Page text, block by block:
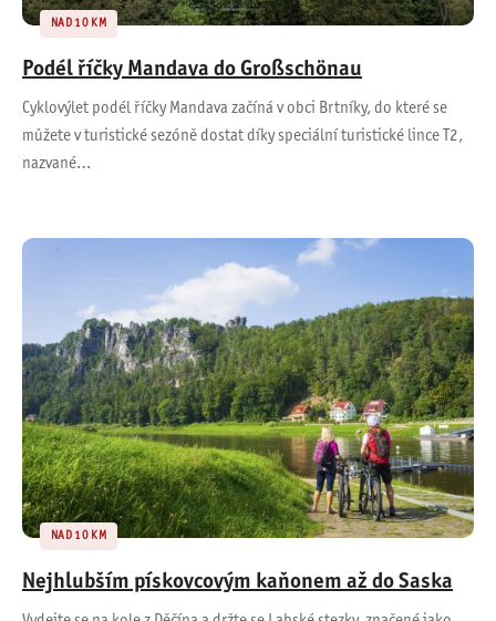
NAD 10 KM
Podél říčky Mandava do Großschönau
Cyklovýlet podél říčky Mandava začíná v obci Brtníky, do které se
můžete v turistické sezóně dostat díky speciální turistické lince T2,
nazvané…
NAD 10 KM
Nejhlubším pískovcovým kaňonem až do Saska